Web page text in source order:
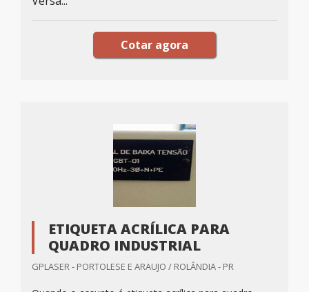
Cotar agora
ETIQUETA ACRÍLICA PARA
QUADRO INDUSTRIAL
GPLASER - PORTOLESE E ARAUJO / ROLÂNDIA - PR